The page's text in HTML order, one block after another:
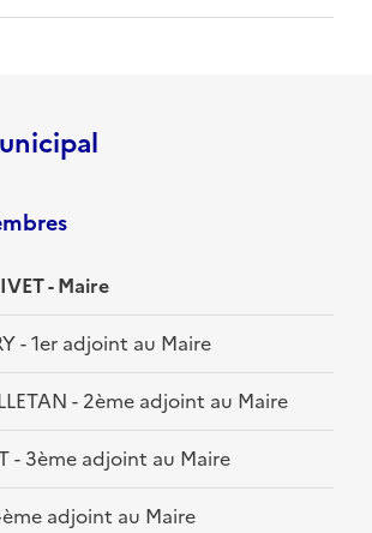
- Maire
- 1er adjoint au Maire
- 2ème adjoint au Maire
- 3ème adjoint au Maire
adjoint au Maire